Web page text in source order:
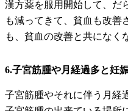
漢方薬を服用開始して、だ
も減ってきて、貧血も改善
も、貧血の改善と共になく
6.子宮筋腫や月経過多と妊
子宮筋腫やそれに伴う月経